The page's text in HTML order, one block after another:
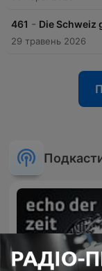
461 - Die Schweiz
29 травень 2026